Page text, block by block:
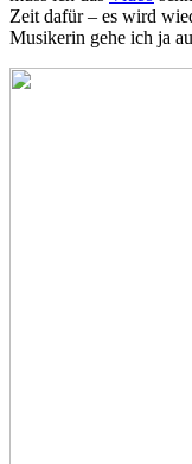
Zeit dafür – es wird
Musikerin gehe ich ja